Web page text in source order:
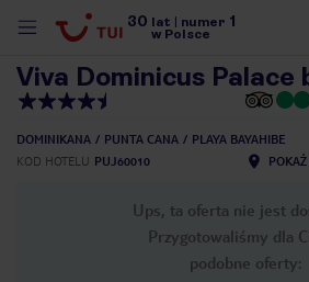
30 lat numer 1
w Polsce
Viva Dominicus Palace
DOMINIKANA PUNTA CANA
PLAYA BAYAHIBE
KOD HOTELU PUJ60010
Ups, ta oferta nie jest
Przygotowaliśmy dla
podobne oferty: